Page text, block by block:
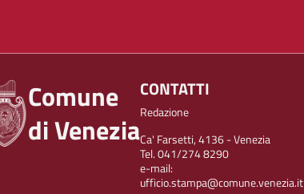
Comune
di Venezia
CONTATTI
Redazione
Ca' Farsetti, 4136 - Venezia
Tel. 041/274 8290
e-mail:
ufficio.stampa@comune.venezia.it